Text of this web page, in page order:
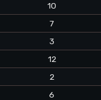
10
7
3
12
2
6